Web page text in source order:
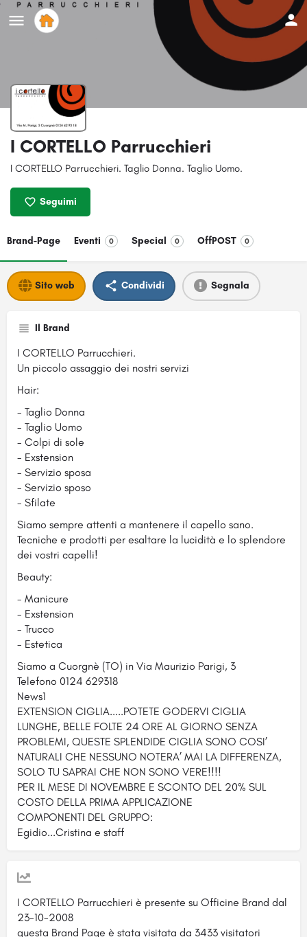
I CORTELLO Parrucchieri
I CORTELLO Parrucchieri. Taglio Donna. Taglio Uomo.
Seguimi
Brand-Page Eventi 0 Special 0 OffPOST 0
Sito web Condividi Segnala
Il Brand
I CORTELLO Parrucchieri.
Un piccolo assaggio dei nostri servizi
Hair:
- Taglio Donna
- Taglio Uomo
- Colpi di sole
- Exstension
- Servizio sposa
- Servizio sposo
- Sfilate
Siamo sempre attenti a mantenere il capello sano.
Tecniche e prodotti per esaltare la lucidità e lo splendore
dei vostri capelli!
Beauty:
- Manicure
- Exstension
- Trucco
- Estetica
Siamo a Cuorgnè (TO) in Via Maurizio Parigi, 3
Telefono 0124 629318
News1
EXTENSION CIGLIA.....POTETE GODERVI CIGLIA
LUNGHE, BELLE FOLTE 24 ORE AL GIORNO SENZA
PROBLEMI, QUESTE SPLENDIDE CIGLIA SONO COSI’
NATURALI CHE NESSUNO NOTERA’ MAI LA DIFFERENZA,
SOLO TU SAPRAI CHE NON SONO VERE!!!!
PER IL MESE DI NOVEMBRE E SCONTO DEL 20% SUL
COSTO DELLA PRIMA APPLICAZIONE
COMPONENTI DEL GRUPPO:
Egidio...Cristina e staff
I CORTELLO Parrucchieri è presente su Officine Brand dal
23-10-2008
questa Brand Page è stata visitata da 3433 visitatori